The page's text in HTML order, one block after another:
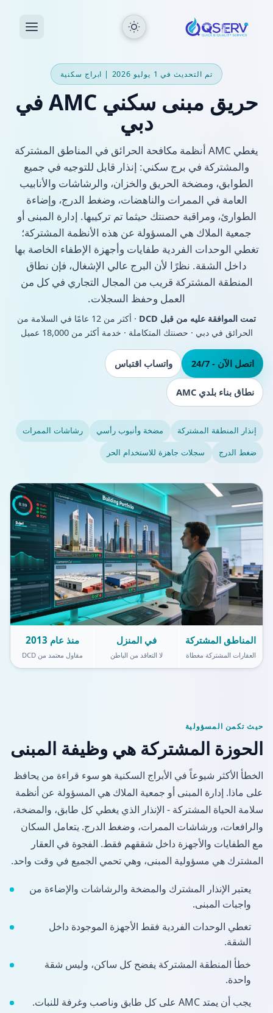
تم التحديث في 1 يوليو 2026 | ابراج سكنية
حريق مبنى سكني AMC في
دبي
يغطي AMC أنظمة مكافحة الحرائق في المناطق المشتركة
والمشتركة في برج سكني: إنذار قابل للتوجيه في جميع
الطوابق، ومضخة الحريق والخزان، والرشاشات والأنابيب
العامة في الممرات والناهضات، وضغط الدرج، وإضاءة
الطوارئ، ومراقبة حصنتك حيثما تم تركيبها. إدارة المبنى أو
جمعية الملاك هي المسؤولة عن هذه الأنظمة المشتركة؛
تغطي الوحدات الفردية طفايات وأجهزة الإطفاء الخاصة بها
داخل الشقة. نظرًا لأن البرج عالي الإشغال، فإن نطاق
المنطقة المشتركة قريب من المجال التجاري في كل من
العمل وحفظ السجلات.
تمت الموافقة عليه من قبل DCD
· أكثر من 12 عامًا في السلامة من
الحرائق في دبي · حصنتك المتكاملة · خدمة أكثر من 18,000 عميل
اتصل الآن - 24/7 واتساب اقتباس
نطاق بناء بلدي AMC
إنذار المنطقة المشتركة مضخة وأنبوب رأسي
رشاشات الممرات
ضغط الدرج
سجلات جاهزة للاستخدام الحر
المناطق المشتركة
العقارات المشتركة مغطاة
في المنزل
لا التعاقد من الباطن
منذ عام 2013
مقاول معتمد من DCD
حيث تكمن المسؤولية
الحوزة المشتركة هي وظيفة المبنى
الخطأ الأكثر شيوعاً في الأبراج السكنية هو سوء قراءة من يحافظ
على ماذا. إدارة المبنى أو جمعية الملاك هي المسؤولة عن أنظمة
سلامة الحياة المشتركة - الإنذار الذي يغطي كل طابق، والمضخة،
والرافعات، ورشاشات الممرات، وضغط الدرج. يتعامل السكان
مع الطفايات والأجهزة داخل شققهم فقط. الفجوة في العقار
المشترك هي مسؤولية المبنى، وهي تحمي الجميع في وقت واحد.
يعتبر الإنذار المشترك والمضخة والرشاشات والإضاءة من
واجبات المبنى.
تغطي الوحدات الفردية فقط الأجهزة الموجودة داخل
الشقة.
خطأ المنطقة المشتركة يفضح كل ساكن، وليس شقة
واحدة.
يجب أن يمتد AMC على كل طابق وناصب وغرفة للنبات.